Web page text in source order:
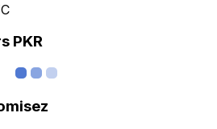
PKR